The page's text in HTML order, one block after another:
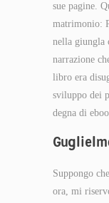
sue pagine.
matrimonio:
nella giungla
narrazione
libro era
sviluppo dei
degna di
Suppongo
ora, mi